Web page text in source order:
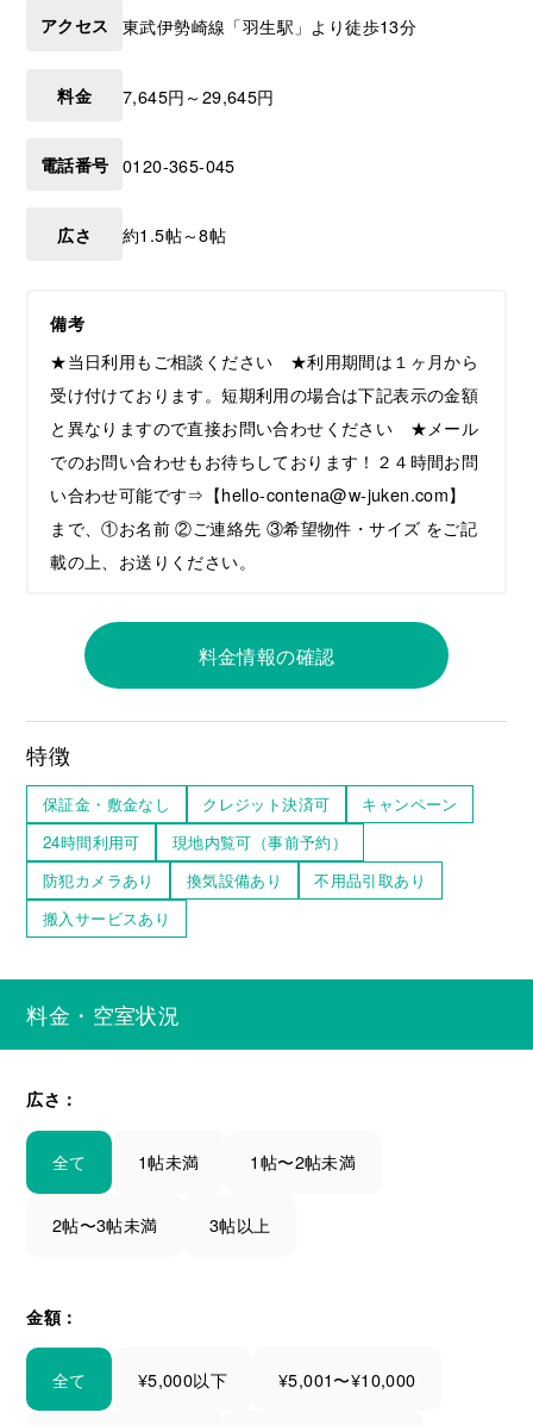
アクセス 東武伊勢崎線「羽生駅」より徒歩13分
料金 7,645円～29,645円
電話番号 0120-365-045
広さ 約1.5帖～8帖
備考
★当日利用もご相談ください ★利用期間は１ヶ月から
受け付けております。短期利用の場合は下記表示の金額
と異なりますので直接お問い合わせください ★メール
でのお問い合わせもお待ちしております！２４時間お問
い合わせ可能です⇒【hello-contena@w-juken.com】
まで、①お名前 ②ご連絡先 ③希望物件・サイズ をご記
載の上、お送りください。
料金情報の確認
特徴
保証金・敷金なし クレジット決済可
キャンペーン
24時間利用可
現地内覧可（事前予約）
防犯カメラあり
換気設備あり
不用品引取あり
搬入サービスあり
料金・空室状況
広さ：
全て 1帖未満 1帖〜2帖未満
2帖〜3帖未満 3帖以上
金額：
全て ¥5,000以下 ¥5,001〜¥10,000